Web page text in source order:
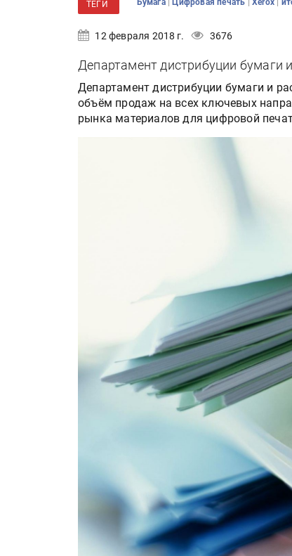
ТЕГИ Бумага Цифровая печать Xerox
12 февраля 2018 г. 3676
Департамент дистрибуции бумаги
Департамент дистрибуции бумаги и
объём продаж на всех ключевых
рынка материалов для цифровой